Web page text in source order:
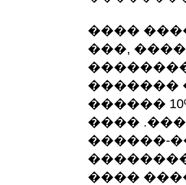
����
���,
�������
������
����
������-
����